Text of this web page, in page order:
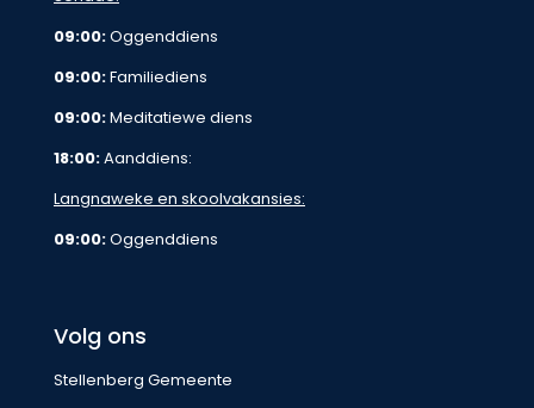
09:00:Oggenddiens
09:00:Familiediens
09:00:Meditatiewe diens
18:00:Aanddiens:
Langnaweke en skoolvakansies:
09:00:Oggenddiens
Volg ons
Stellenberg Gemeente